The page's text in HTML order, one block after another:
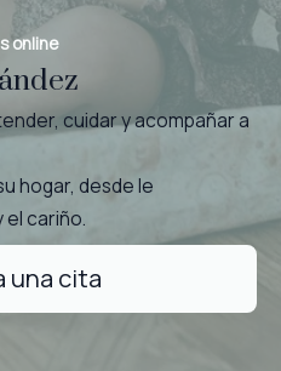
online
cuidar y acompañar a
hogar, desde le
el cariño.
una cita